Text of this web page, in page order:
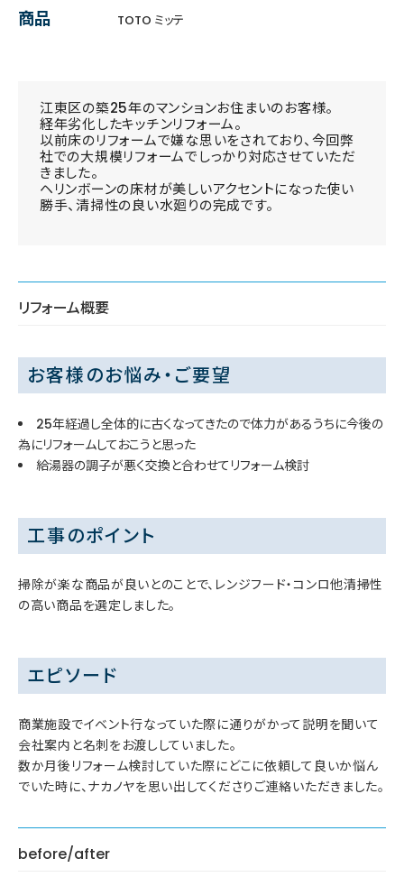
商品
TOTO ミッテ
江東区の築25年のマンションお住まいのお客様。
経年劣化したキッチンリフォーム。
以前床のリフォームで嫌な思いをされており、今回弊
社での大規模リフォームでしっかり対応させていただ
きました。
ヘリンボーンの床材が美しいアクセントになった使い
勝手、清掃性の良い水廻りの完成です。
リフォーム概要
お客様のお悩み・ご要望
25年経過し全体的に古くなってきたので体力があるうちに今後の
為にリフォームしておこうと思った
給湯器の調子が悪く交換と合わせてリフォーム検討
工事のポイント
掃除が楽な商品が良いとのことで、レンジフード・コンロ他清掃性
の高い商品を選定しました。
エピソード
商業施設でイベント行なっていた際に通りがかって説明を聞いて
会社案内と名刺をお渡ししていました。
数か月後リフォーム検討していた際にどこに依頼して良いか悩ん
でいた時に、ナカノヤを思い出してくださりご連絡いただきました。
before/after